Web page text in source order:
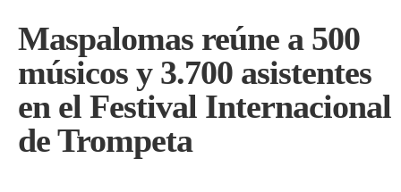
Maspalomas reúne a 500
músicos y 3.700 asistentes
en el Festival Internacional
de Trompeta